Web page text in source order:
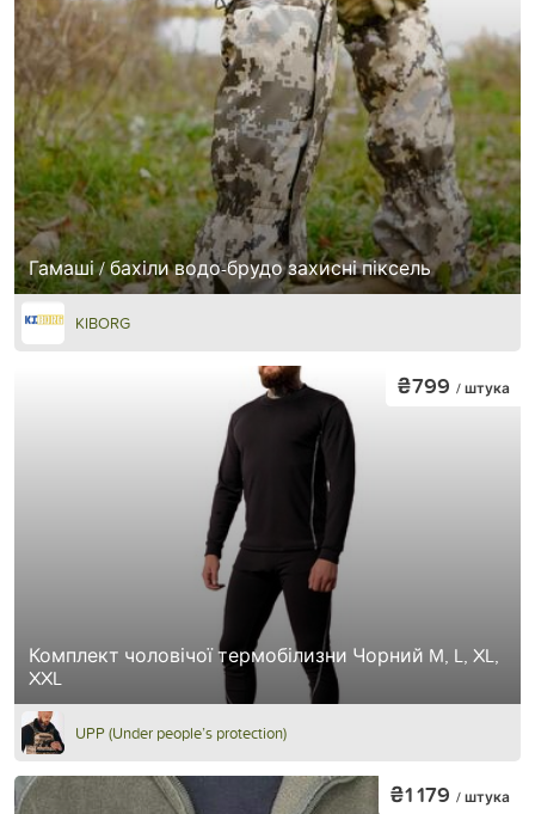
Гамаші / бахіли водо-брудо захисні піксель
KIBORG
Комплект чоловічої термобілизни Чорний M, L, XL,
XXL
₴799 / штука
UPP (Under people’s protection)
₴1 179 / штука